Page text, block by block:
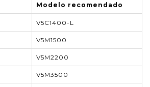
Modelo recomendado
V5C1400-L
V5M1500
V5M2200
V5M3500